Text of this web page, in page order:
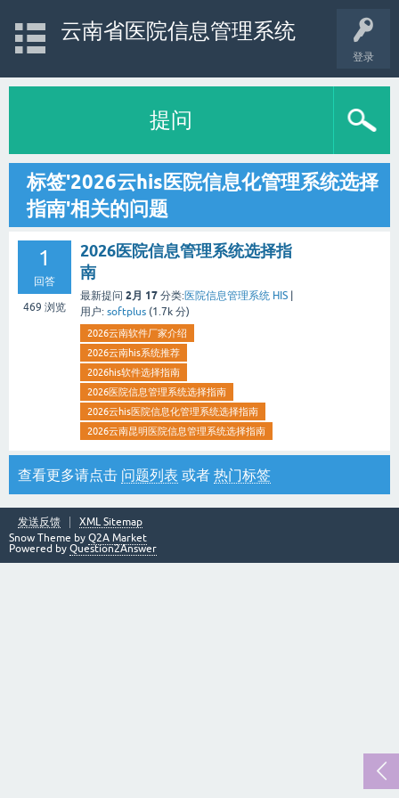
登录
云南省医院信息管理系统
提问
标签'2026云his医院信息化管理系统选择
指南'相关的问题
1
回答
469 浏览
2026医院信息管理系统选择指
南
最新提问 2月 17 分类:医院信息管理系统 HIS
用户: softplus (1.7k 分)
2026云南软件厂家介绍
2026云南his系统推荐
2026his软件选择指南
2026医院信息管理系统选择指南
2026云his医院信息化管理系统选择指南
2026云南昆明医院信息管理系统选择指南
查看更多请点击 问题列表 或者 热门标签
发送反馈
XML Sitemap
Snow Theme by Q2A Market
Powered by Question2Answer